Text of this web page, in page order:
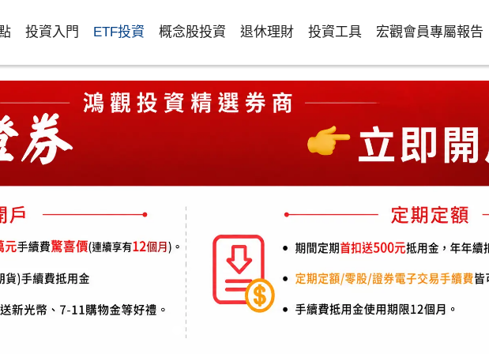
投資入門 ETF投資 概念股投資 退休理財 投資工具 宏觀會員專屬報告